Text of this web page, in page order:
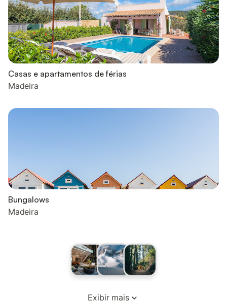
Casas e apartamentos de férias
Madeira
Bungalows
Madeira
Exibir mais